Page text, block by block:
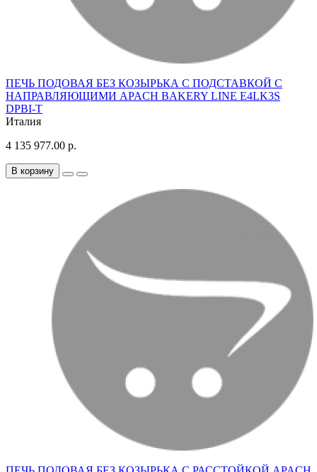
ПЕЧЬ ПОДОВАЯ БЕЗ КОЗЫРЬКА С ПОДСТАВКОЙ С
НАПРАВЛЯЮЩИМИ APACH BAKERY LINE E4LK3S
DPBI-T
Италия
4 135 977.00 р.
В корзину